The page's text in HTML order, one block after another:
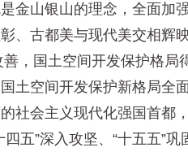
金山银山的理念，全面加
、古都美与现代美交相辉
国土空间开发保护格局
土空间开发保护新格局全
社会主义现代化强国首都
”深入攻坚、“十五五”巩